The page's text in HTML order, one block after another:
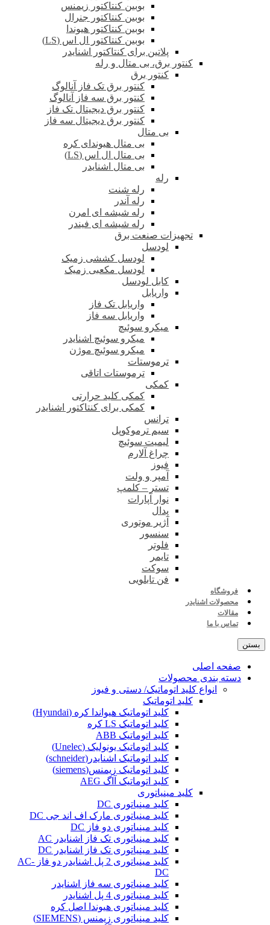
بوبین کنتاکتور زیمنس
بوبین کنتاکتور جنرال
بوبین کنتاکتور هیوندا
بوبین کنتاکتور ال اس (LS)
پلاتین برای کنتاکتور اشنایدر
کنتور برق، بی متال و رله
کنتور برق
کنتور برق تک فاز آنالوگ
کنتور برق سه فاز آنالوگ
کنتور برق دیجیتال تک فاز
کنتور برق دیجیتال سه فاز
بی متال
بی متال هیوندای کره
بی متال ال اس (LS)
بی متال اشنایدر
رله
رله شنت
رله آندر
رله شیشه ای امرن
رله شیشه ای فیندر
تجهیزات صنعت برق
لودسل
لودسل کششی زمیک
لودسل مکعبی زمیک
کابل لودسل
واریابل
واریابل تک فاز
واریابل سه فاز
میکرو سوئیچ
میکرو سوئیچ اشنایدر
میکرو سوئیچ موژن
ترموستات
ترموستات اتاقی
کمکی
کمکی کلید حرارتی
کمکی برای کنتاکتور اشنایدر
ترانس
سیم ترموکوپل
لیمیت سوئیچ
چراغ آلارم
فیوز
آمپر و ولت
تستر – کلمپ
نوار آپارات
پدال
آژیر موتوری
سنسور
فلوتر
تایمر
سوکت
فن تابلویی
فروشگاه
محصولات اشنایدر
مقالات
تماس با ما
بستن
صفحه اصلی
دسته بندی محصولات
انواع کلید اتوماتیک/ دستی و فیوز
کلید اتوماتیک
کلید اتوماتیک هیواندا کره (Hyundai)
کلید اتوماتیک LS کره
کلید اتوماتیک ABB
کلید اتوماتیک یونولیک (Unelec)
کلید اتوماتیک اشنایدر(schneider)
کلید اتوماتیک زیمنس(siemens)
کلید اتوماتیک آاگ AEG
کلید مینیاتوری
کلید مینیاتوری DC
کلید مینیاتوری مارک اف اند جی DC
کلید مینیاتوری دو فاز DC
کلید مینیاتوری تک فاز اشنایدر AC
کلید مینیاتوری تک فاز اشنایدر DC
کلید مینیاتوری 2 پل اشنایدر دو فاز AC-
DC
کلید مینیاتوری سه فاز اشنایدر
کلید مینیاتوری 4 پل اشنایدر
کلید مینیاتوری هیوندا اصل کره
کلید مینیاتوری زیمنس (SIEMENS)